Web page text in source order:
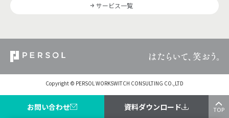
お問い合わせ 資料ダウンロード TOP
サービス一覧
Copyright © PERSOL WORKSWITCH CONSULTING CO.,LTD